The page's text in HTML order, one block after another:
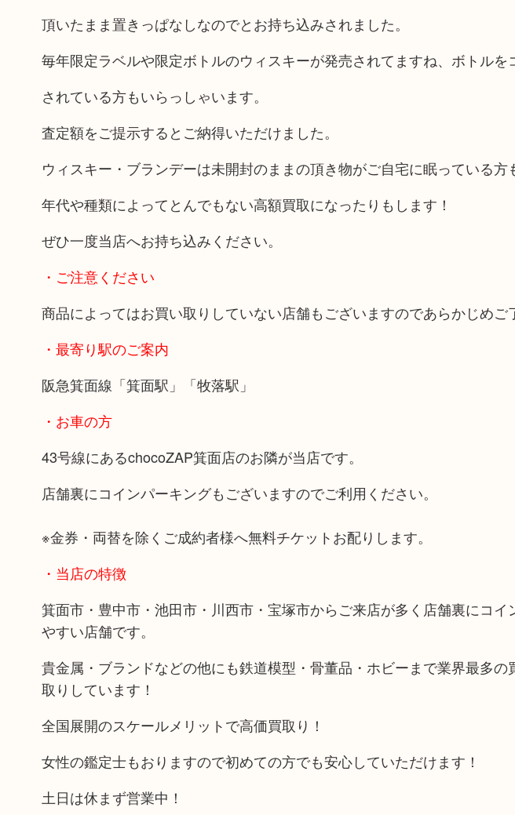
頂いたまま置きっぱなしなのでとお持ち込みされました。
毎年限定ラベルや限定ボトルのウィスキーが発売されてますね、ボトルを
されている方もいらっしゃいます。
査定額をご提示するとご納得いただけました。
ウィスキー・ブランデーは未開封のままの頂き物がご自宅に眠っている方
年代や種類によってとんでもない高額買取になったりもします！
ぜひ一度当店へお持ち込みください。
・ご注意ください
商品によってはお買い取りしていない店舗もございますのであらかじめご
・最寄り駅のご案内
阪急箕面線「箕面駅」「牧落駅」
・お車の方
43号線にあるchocoZAP箕面店のお隣が当店です。
店舗裏にコインパーキングもございますのでご利用ください。
※金券・両替を除くご成約者様へ無料チケットお配りします。
・当店の特徴
箕面市・豊中市・池田市・川西市・宝塚市からご来店が多く店舗裏にコ
やすい店舗です。
貴金属・ブランドなどの他にも鉄道模型・骨董品・ホビーまで業界最多
取りしています！
全国展開のスケールメリットで高価買取り！
女性の鑑定士もおりますので初めての方でも安心していただけます！
土日は休まず営業中！